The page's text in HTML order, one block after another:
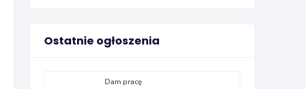
Ostatnie ogłoszenia
Dam pracę